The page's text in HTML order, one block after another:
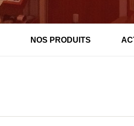
NOS PRODUITS